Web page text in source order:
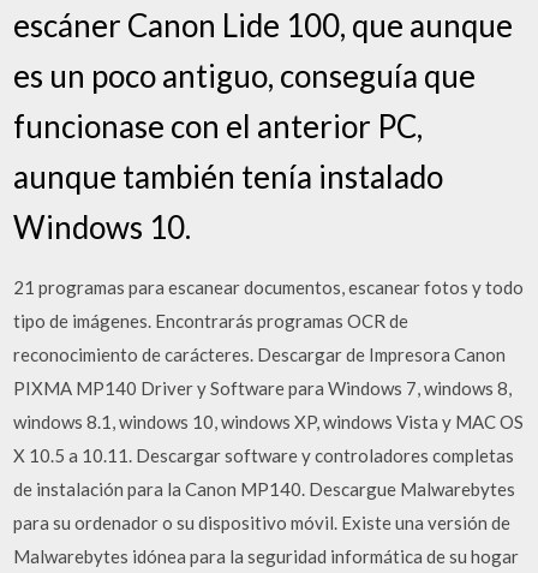
escáner Canon Lide 100, que aunque
es un poco antiguo, conseguía que
funcionase con el anterior PC,
aunque también tenía instalado
Windows 10.
21 programas para escanear documentos, escanear fotos y todo
tipo de imágenes. Encontrarás programas OCR de
reconocimiento de carácteres. Descargar de Impresora Canon
PIXMA MP140 Driver y Software para Windows 7, windows 8,
windows 8.1, windows 10, windows XP, windows Vista y MAC OS
X 10.5 a 10.11. Descargar software y controladores completas
de instalación para la Canon MP140. Descargue Malwarebytes
para su ordenador o su dispositivo móvil. Existe una versión de
Malwarebytes idónea para la seguridad informática de su hogar